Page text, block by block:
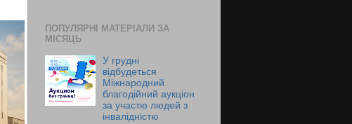
ПОПУЛЯРНІ МАТЕРІАЛИ ЗА
МІСЯЦЬ
У грудні
відбудеться
Міжнародний
благодійний аукціон
за участю людей з
інвалідністю